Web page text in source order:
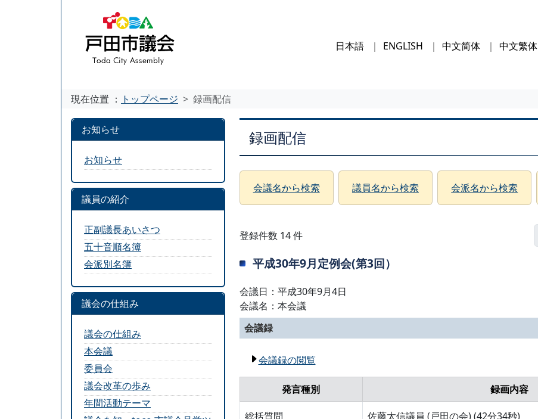
日本語 ENGLISH 中文简体 中文繁体
現在位置 ： トップページ 録画配信
録画配信
会議名から検索 議員名から検索 会派名から検索
登録件数 14 件
平成30年9月定例会(第3回）
会議日：平成30年9月4日
会議名：本会議
会議録
会議録の閲覧
発言種別 録画内容
総括質問 佐藤太信議員 (戸田の会) (42分34秒)
お知らせ
お知らせ
議員の紹介
正副議長あいさつ
五十音順名簿
会派別名簿
議会の仕組み
議会の仕組み
本会議
委員会
議会改革の歩み
年間活動テーマ